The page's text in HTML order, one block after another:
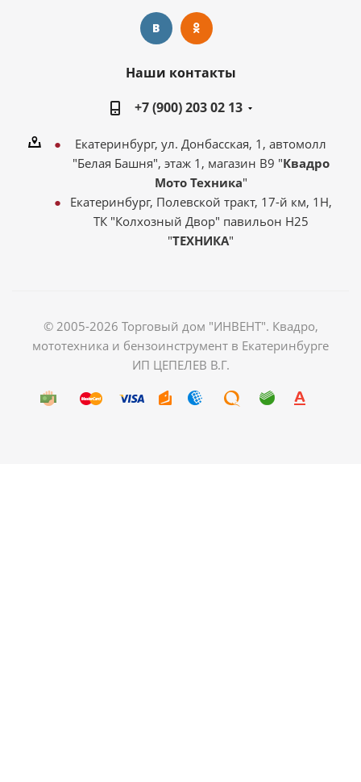
Наши контакты
+7 (900) 203 02 13
Екатеринбург, ул. Донбасская, 1, автомолл
"Белая Башня", этаж 1, магазин В9 "Квадро
Мото Техника"
Екатеринбург, Полевской тракт, 17-й км, 1Н,
ТК "Колхозный Двор" павильон Н25
"ТЕХНИКА"
© 2005-2026 Торговый дом "ИНВЕНТ". Квадро,
мототехника и бензоинструмент в Екатеринбурге
ИП ЦЕПЕЛЕВ В.Г.